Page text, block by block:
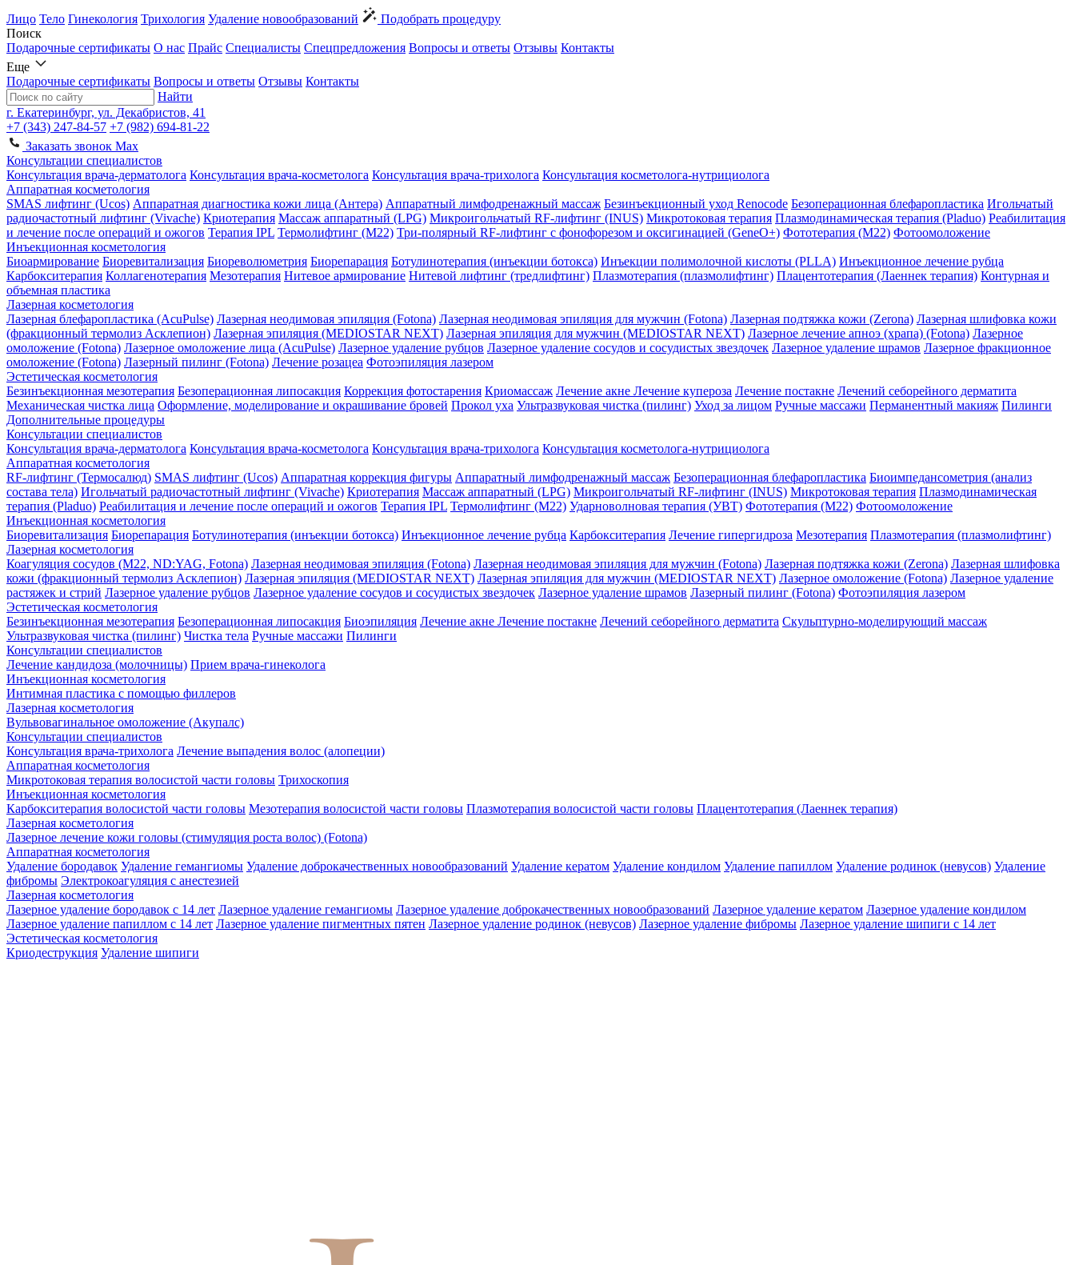
Лицо Тело Гинекология Трихология Удаление новообразований
Подобрать процедуру
Поиск
Подарочные сертификаты О нас Прайс Специалисты Спецпредложения Вопросы и ответы Отзывы Контакты
Еще
Подарочные сертификаты Вопросы и ответы Отзывы Контакты
Найти
г. Екатеринбург, ул. Декабристов, 41
+7 (343) 247-84-57 +7 (982) 694-81-22
Заказать звонок Max
Консультации специалистов
Консультация врача-дерматолога Консультация врача-косметолога Консультация врача-трихолога Консультация косметолога-нутрициолога
Аппаратная косметология
SMAS лифтинг (Ucos) Аппаратная диагностика кожи лица (Антера) Аппаратный лимфодренажный массаж Безинъекционный уход Renocode Безоперационная блефаропластика Игольчатый
радиочастотный лифтинг (Vivache) Криотерапия Массаж аппаратный (LPG) Микроигольчатый RF-лифтинг (INUS) Микротоковая терапия Плазмодинамическая терапия (Pladuo) Реабилитация
и лечение после операций и ожогов Терапия IPL Термолифтинг (M22) Три-полярный RF-лифтинг c фонофорезом и оксигинацией (GeneO+) Фототерапия (М22) Фотоомоложение
Инъекционная косметология
Биоармирование Биоревитализация Биореволюметрия Биорепарация Ботулинотерапия (инъекции ботокса) Инъекции полимолочной кислоты (PLLA) Инъекционное лечение рубца
Карбокситерапия Коллагенотерапия Мезотерапия Нитевое армирование Нитевой лифтинг (тредлифтинг) Плазмотерапия (плазмолифтинг) Плацентотерапия (Лаеннек терапия) Контурная и
объемная пластика
Лазерная косметология
Лазерная блефаропластика (AcuPulse) Лазерная неодимовая эпиляция (Fotona) Лазерная неодимовая эпиляция для мужчин (Fotona) Лазерная подтяжка кожи (Zerona) Лазерная шлифовка кожи
(фракционный термолиз Асклепион) Лазерная эпиляция (MEDIOSTAR NEXT) Лазерная эпиляция для мужчин (MEDIOSTAR NEXT) Лазерное лечение апноэ (храпа) (Fotona) Лазерное
омоложение (Fotona) Лазерное омоложение лица (AcuPulse) Лазерное удаление рубцов Лазерное удаление сосудов и сосудистых звездочек Лазерное удаление шрамов Лазерное фракционное
омоложение (Fotona) Лазерный пилинг (Fotona) Лечение розацеа Фотоэпиляция лазером
Эстетическая косметология
Безинъекционная мезотерапия Безоперационная липосакция Коррекция фотостарения Криомассаж Лечение акне Лечение купероза Лечение постакне Лечений себорейного дерматита
Механическая чистка лица Оформление, моделирование и окрашивание бровей Прокол уха Ультразвуковая чистка (пилинг) Уход за лицом Ручные массажи Перманентный макияж Пилинги
Дополнительные процедуры
Консультации специалистов
Консультация врача-дерматолога Консультация врача-косметолога Консультация врача-трихолога Консультация косметолога-нутрициолога
Аппаратная косметология
RF-лифтинг (Термосалюд) SMAS лифтинг (Ucos) Аппаратная коррекция фигуры Аппаратный лимфодренажный массаж Безоперационная блефаропластика Биоимпедансометрия (анализ
состава тела) Игольчатый радиочастотный лифтинг (Vivache) Криотерапия Массаж аппаратный (LPG) Микроигольчатый RF-лифтинг (INUS) Микротоковая терапия Плазмодинамическая
терапия (Pladuo) Реабилитация и лечение после операций и ожогов Терапия IPL Термолифтинг (M22) Ударноволновая терапия (УВТ) Фототерапия (М22) Фотоомоложение
Инъекционная косметология
Биоревитализация Биорепарация Ботулинотерапия (инъекции ботокса) Инъекционное лечение рубца Карбокситерапия Лечение гипергидроза Мезотерапия Плазмотерапия (плазмолифтинг)
Лазерная косметология
Коагуляция сосудов (М22, ND:YAG, Fotona) Лазерная неодимовая эпиляция (Fotona) Лазерная неодимовая эпиляция для мужчин (Fotona) Лазерная подтяжка кожи (Zerona) Лазерная шлифовка
кожи (фракционный термолиз Асклепион) Лазерная эпиляция (MEDIOSTAR NEXT) Лазерная эпиляция для мужчин (MEDIOSTAR NEXT) Лазерное омоложение (Fotona) Лазерное удаление
растяжек и стрий Лазерное удаление рубцов Лазерное удаление сосудов и сосудистых звездочек Лазерное удаление шрамов Лазерный пилинг (Fotona) Фотоэпиляция лазером
Эстетическая косметология
Безинъекционная мезотерапия Безоперационная липосакция Биоэпиляция Лечение акне Лечение постакне Лечений себорейного дерматита Скульптурно-моделирующий массаж
Ультразвуковая чистка (пилинг) Чистка тела Ручные массажи Пилинги
Консультации специалистов
Лечение кандидоза (молочницы) Прием врача-гинеколога
Инъекционная косметология
Интимная пластика с помощью филлеров
Лазерная косметология
Вульвовагинальное омоложение (Акупалс)
Консультации специалистов
Консультация врача-трихолога Лечение выпадения волос (алопеции)
Аппаратная косметология
Микротоковая терапия волосистой части головы Трихоскопия
Инъекционная косметология
Карбокситерапия волосистой части головы Мезотерапия волосистой части головы Плазмотерапия волосистой части головы Плацентотерапия (Лаеннек терапия)
Лазерная косметология
Лазерное лечение кожи головы (стимуляция роста волос) (Fotona)
Аппаратная косметология
Удаление бородавок Удаление гемангиомы Удаление доброкачественных новообразований Удаление кератом Удаление кондилом Удаление папиллом Удаление родинок (невусов) Удаление
фибромы Электрокоагуляция с анестезией
Лазерная косметология
Лазерное удаление бородавок с 14 лет Лазерное удаление гемангиомы Лазерное удаление доброкачественных новообразований Лазерное удаление кератом Лазерное удаление кондилом
Лазерное удаление папиллом с 14 лет Лазерное удаление пигментных пятен Лазерное удаление родинок (невусов) Лазерное удаление фибромы Лазерное удаление шипиги с 14 лет
Эстетическая косметология
Криодеструкция Удаление шипиги